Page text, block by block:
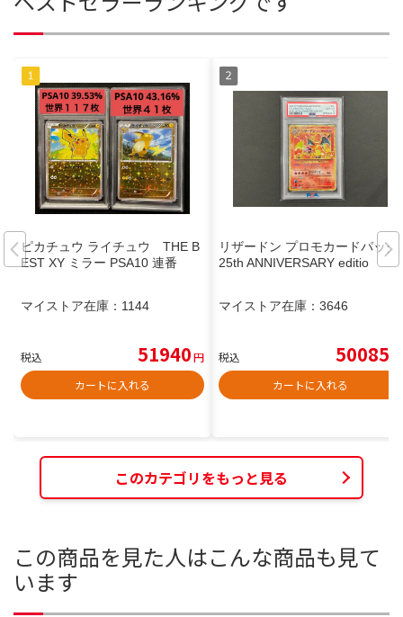
ピカチュウ ライチュウ THE B
EST XY ミラー PSA10 連番
マイストア在庫： 1144
税込 51940円
カートに入れる
リザードン プロモカードパック
25th ANNIVERSARY editio
マイストア在庫： 3646
税込 50085
カートに入れる
このカテゴリをもっと見る
この商品を見た人はこんな商品も見て
います